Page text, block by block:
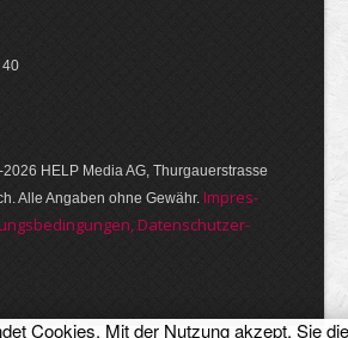
40
HELP Media AG, Thurgauer­strasse
Alle Angaben ohne Gewähr. Im­pres­
Daten­schutz­er­
Cookies. Mit der Nutzung akzept. Sie die